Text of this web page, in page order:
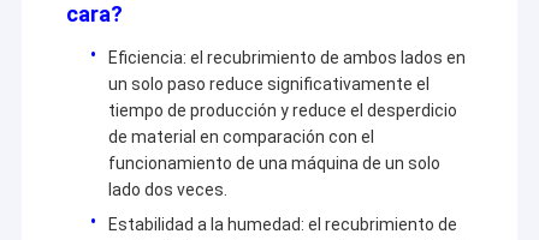
cara?
Eficiencia: el recubrimiento de ambos lados en
un solo paso reduce significativamente el
tiempo de producción y reduce el desperdicio
de material en comparación con el
funcionamiento de una máquina de un solo
lado dos veces.
Estabilidad a la humedad: el recubrimiento de